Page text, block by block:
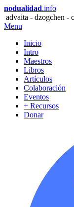
nodualidad.info
advaita - dzogchen -
Menu
Inicio
Intro
Maestros
Libros
Artículos
Colaboración
Eventos
+ Recursos
Donar